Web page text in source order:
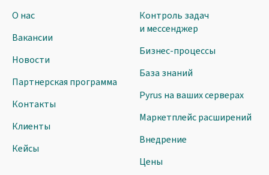
О нас
Вакансии
Новости
Партнерская программа
Контакты
Клиенты
Кейсы
Контроль задач
и мессенджер
Бизнес-процессы
База знаний
Pyrus на ваших серверах
Маркетплейс расширений
Внедрение
Цены